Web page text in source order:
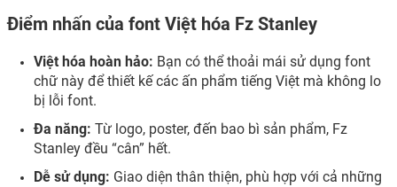
Điểm nhấn của font Việt hóa Fz Stanley
Việt hóa hoàn hảo: Bạn có thể thoải mái sử dụng font
chữ này để thiết kế các ấn phẩm tiếng Việt mà không lo
bị lỗi font.
Đa năng: Từ logo, poster, đến bao bì sản phẩm, Fz
Stanley đều “cân” hết.
Dễ sử dụng: Giao diện thân thiện, phù hợp với cả những